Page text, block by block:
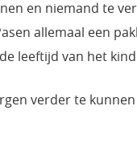
en niemand te
allemaal een
leeftijd van het
verder te